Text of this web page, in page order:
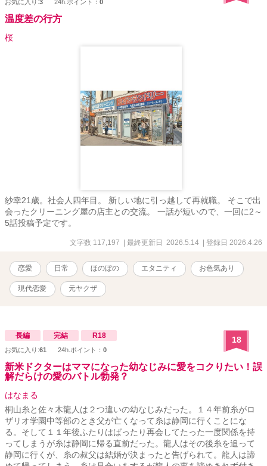
うと決めた。特に明確な理由があったわけではない。けれど、「あ
の場所」でなければ見つからない確かなものがあると信じたかった
のかもしれない。自分の進路に対する迷いはもちろん、頭の片隅に
残るかすかな思い出が、次第に私を呼び寄せるようでもあった。
い、私自身の物語を形作っていくのだ。 これは、そんな私が「運
命のあの日」に戻り、もう一度自分を見つめ直していく物語。幼馴
染との再会が、私のこれからを大きく変えるなんて、そのときの私
はまだ知る由もなかった。
お気に入り:3 24h.ポイント： 0
温度差の行方
桜
紗幸21歳。社会人四年目。 新しい地に引っ越して再就職。 そこで出
会ったクリーニング屋の店主との交流。 一話が短いので、一回に2～
5話投稿予定です。
文字数 117,197 | 最終更新日 2026.5.14 | 登録日 2026.4.26
恋愛 日常 ほのぼの エタニティ お色気あり
現代恋愛 元ヤクザ
長編 完結 R18
お気に入り:61 24h.ポイント： 0
18
新米ドクターはママになった幼なじみに愛をコクりたい！誤
解だらけの愛のバトル勃発？
はなまる
桐山糸と佐々木龍人は２つ違いの幼なじみだった。１４年前糸がロ
ザリオ学園中等部のとき父が亡くなって糸は静岡に行くことにな
る。そして１１年後ふたりはばったり再会してたった一度関係を持
ってしまうが糸は静岡に帰る直前だった。龍人はその後糸を追って
静岡に行くが、糸の叔父は結婚が決まったと告げられて。龍人は諦